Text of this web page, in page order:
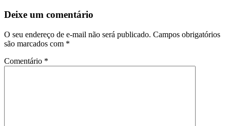
Deixe um comentário
O seu endereço de e-mail não será publicado. Campos obrigatórios
são marcados com *
Comentário *